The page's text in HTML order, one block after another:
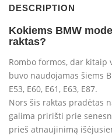
Z3,
E38,
E39,
E53,
E60,
E63,
E87
modeliams
quantity
DESCRIPTION
Kokiems BMW
raktas?
Rombo formos, dar kitaip
buvo naudojamas šiems
E53, E60, E61, E63, E87.
Nors šis raktas pradėtas
galima pririšti prie
prieš atnaujinimą